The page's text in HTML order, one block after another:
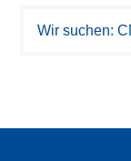
Wir suchen: